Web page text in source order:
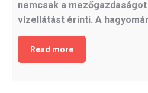
nemcsak a
vízellátást érinti. A
Read more